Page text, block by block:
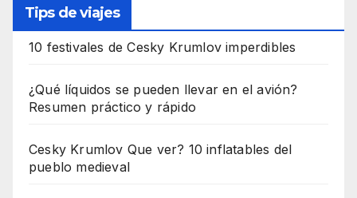
Tips de viajes
10 festivales de Cesky Krumlov imperdibles
¿Qué líquidos se pueden llevar en el avión?
Resumen práctico y rápido
Cesky Krumlov Que ver? 10 inflatables del
pueblo medieval